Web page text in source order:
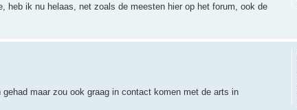
heb ik nu helaas, net zoals de meesten hier op het forum, ook de
maar zou ook graag in contact komen met de arts in